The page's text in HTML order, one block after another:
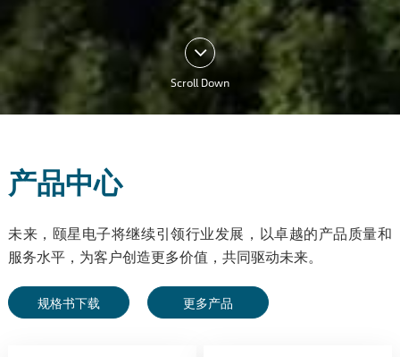
Scroll Down
产品中心
未来，颐星电子将继续引领行业发展，以卓越的产品质量和
服务水平，为客户创造更多价值，共同驱动未来。
规格书下载 更多产品